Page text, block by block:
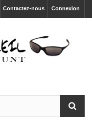
Connexion
Contactez-nous